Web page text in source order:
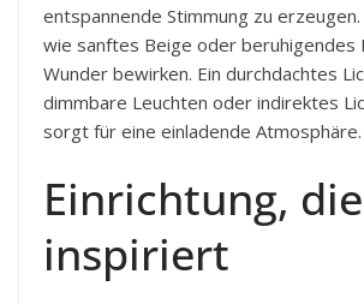
entspannende Stimmung zu
wie sanftes Beige oder beruhigendes
Wunder bewirken. Ein durchdachtes
dimmbare Leuchten oder indirektes
sorgt für eine einladende Atmosphäre.
Einrichtung, die
inspiriert